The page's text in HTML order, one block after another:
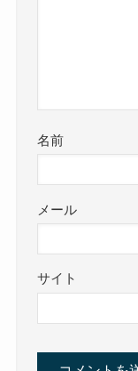
名前
メール
サイト